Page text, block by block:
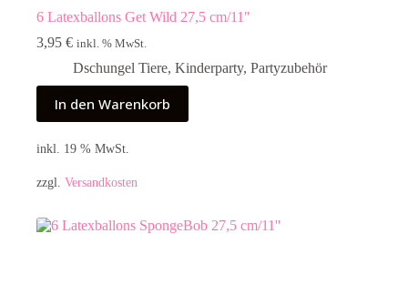
6 Latexballons Get Wild 27,5 cm/11″
3,95 € inkl. % MwSt.
Dschungel Tiere, Kinderparty, Partyzubehör
In den Warenkorb
inkl. 19 % MwSt.
zzgl. Versandkosten